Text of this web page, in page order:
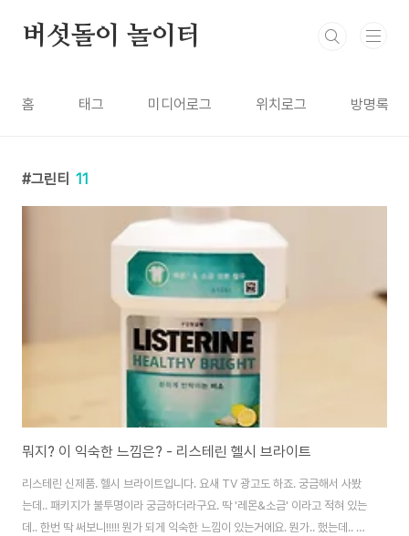
버섯돌이 놀이터
홈 태그 미디어로그 위치로그 방명록
그린티 11
뭐지? 이 익숙한 느낌은? - 리스테린 헬시 브라이트
리스테린 신제품. 헬시 브라이트입니다. 요새 TV 광고도 하죠. 궁금해서 사봤
는데.. 패키지가 불투명이라 궁금하더라구요. 딱 '레몬&소금' 이라고 적혀 있는
데.. 한번 딱 써보니!!!!! 뭔가 되게 익숙한 느낌이 있는거에요. 뭔가.. 했는데.. 일